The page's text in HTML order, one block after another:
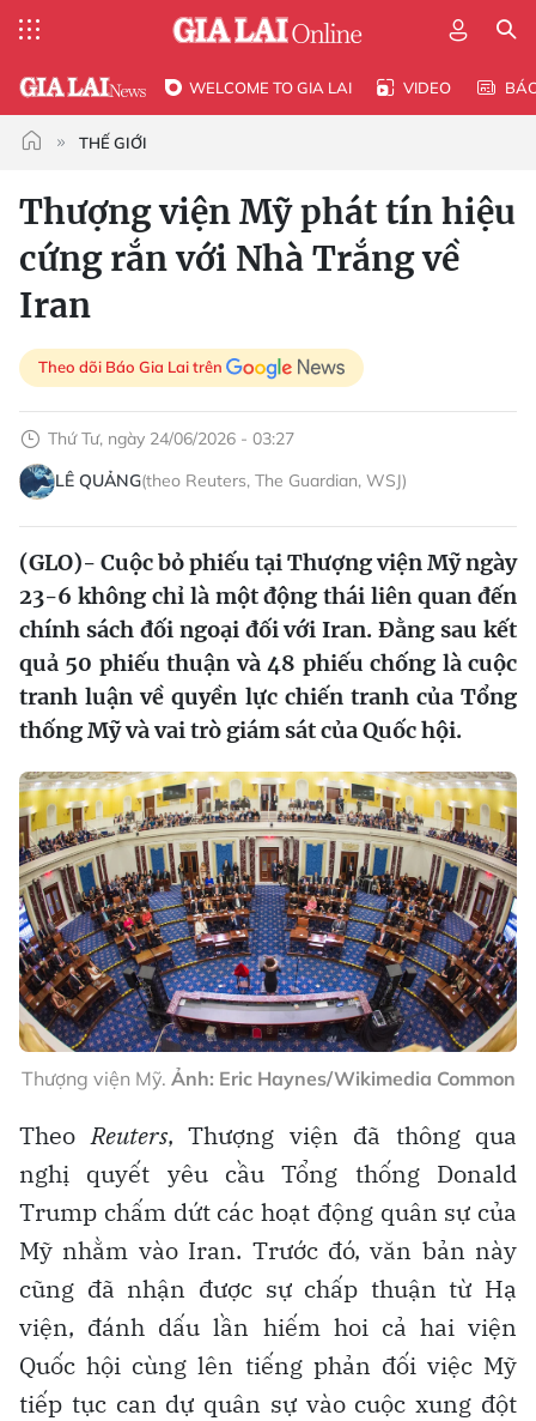
WELCOME TO GIA LAI VIDEO
THẾ GIỚI
Thượng viện Mỹ phát tín hiệu
cứng rắn với Nhà Trắng về
Iran
Theo dõi Báo Gia Lai trên
Thứ Tư, ngày 24/06/2026 - 03:27
LÊ QUẢNG(theo Reuters, The Guardian, WSJ)
(GLO)- Cuộc bỏ phiếu tại Thượng viện Mỹ ngày
23-6 không chỉ là một động thái liên quan đến
chính sách đối ngoại đối với Iran. Đằng sau kết
quả 50 phiếu thuận và 48 phiếu chống là cuộc
tranh luận về quyền lực chiến tranh của Tổng
thống Mỹ và vai trò giám sát của Quốc hội.
Thượng viện Mỹ. Ảnh: Eric Haynes/Wikimedia Common
TheoReuters, Thượng viện đã thông qua
nghị quyết yêu cầu Tổng thống Donald
Trump chấm dứt các hoạt động quân sự của
Mỹ nhằm vào Iran. Trước đó, văn bản này
cũng đã nhận được sự chấp thuận từ Hạ
viện, đánh dấu lần hiếm hoi cả hai viện
Quốc hội cùng lên tiếng phản đối việc Mỹ
tiếp tục can dự quân sự vào cuộc xung đột